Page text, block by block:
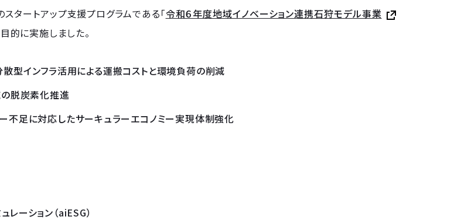
タートアップ支援プログラムである「令和６年度地域イノベーション連携石狩モデル事業
的に実施しました。
型インフラ活用による運搬コストと環境負荷の削減
脱炭素化推進
不足に対応したサーキュラーエコノミー実現体制強化
ーション（aiESG）